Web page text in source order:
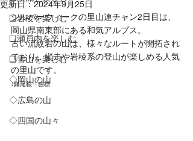
❑岩稜を楽しむ
❏瀬戸内を楽しむ
❑雪山を楽しむ
◇岡山の山
◇広島の山
◇四国の山々
更新日：2024年9月25日
シルバーウィークの里山連チャン2日目は、
岡山県南東部にある和気アルプス。
古い流紋岩の山は、様々なルートが開拓され
ており、縦走や岩稜系の登山が楽しめる人気
の里山です。
↓鎌尾根・独標